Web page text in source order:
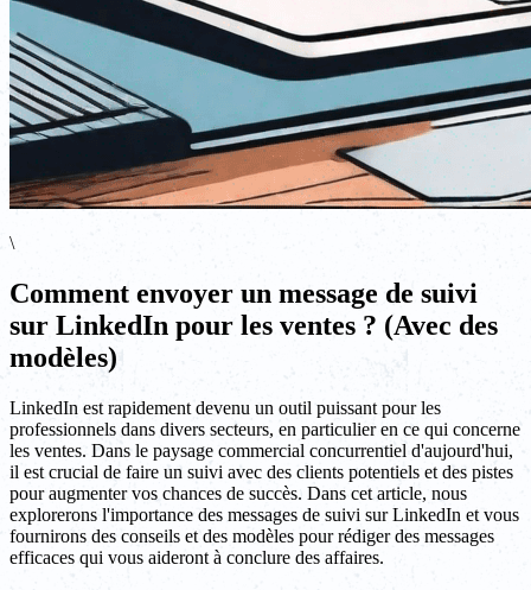
\
Comment envoyer un message de suivi
sur LinkedIn pour les ventes ? (Avec des
modèles)
LinkedIn est rapidement devenu un outil puissant pour les
professionnels dans divers secteurs, en particulier en ce qui concerne
les ventes. Dans le paysage commercial concurrentiel d'aujourd'hui,
il est crucial de faire un suivi avec des clients potentiels et des pistes
pour augmenter vos chances de succès. Dans cet article, nous
explorerons l'importance des messages de suivi sur LinkedIn et vous
fournirons des conseils et des modèles pour rédiger des messages
efficaces qui vous aideront à conclure des affaires.